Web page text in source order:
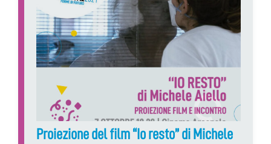
Proiezione del film “Io resto” di Michele